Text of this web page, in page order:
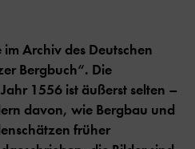
Archiv des Deutschen
Bergbuch“. Die
1556 ist äußerst selten –
davon, wie Bergbau und
früher